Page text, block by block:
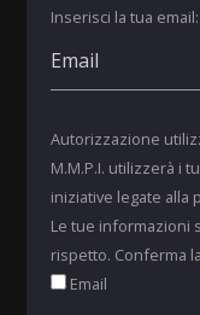
Inserisci la tua email:
Autorizzazione
M.M.P.I. utilizzerà i
iniziative legate alla
Le tue informazioni
rispetto. Conferma
Email